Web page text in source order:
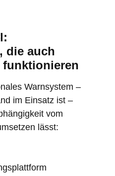
die auch
funktionieren
Warnsystem –
im Einsatz ist –
vom
lässt: